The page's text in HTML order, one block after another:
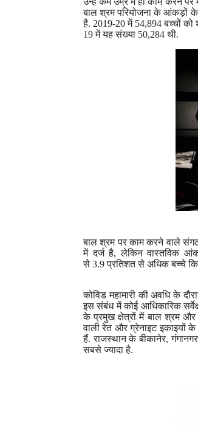
बाल श्रम परियोजना के आंकड़ों के
है. 2019-20में54,894बच्चों को
19में यह संख्या 50,284 थी.
बाल श्रम पर काम करने वाले
में दर्ज है,लेकिन वास्तविक
से 3.9प्रतिशत से अधिक बच्चे
कोविड महामारी की अवधि के
इस संबंध में कोई आधिकारिक
के प्रमुख क्षेत्रों में बाल श्रम और
वाली रेत और ग्रेनाइट इकाइयों
हैं. राजस्थान के बीकानेर,गंगानगर
सबसे ज्यादा है.